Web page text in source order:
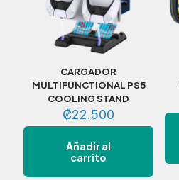
CARGADOR
MULTIFUNCTIONAL PS5
COOLING STAND
₡22.500
Añadir al
carrito